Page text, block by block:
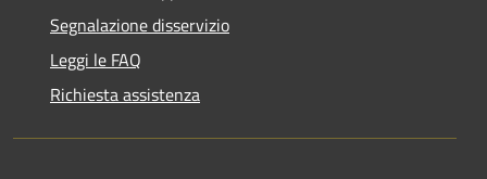
Segnalazione disservizio
Leggi le FAQ
Richiesta assistenza